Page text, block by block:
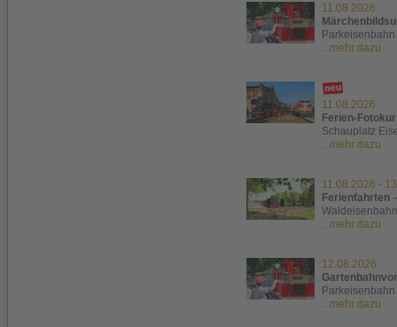
11.08.2026
...mehr dazu
11.08.2026
Ferien-
Schauplatz
...mehr dazu
11.08.2026 -
Ferienfahrten
...mehr dazu
12.08.2026
...mehr dazu